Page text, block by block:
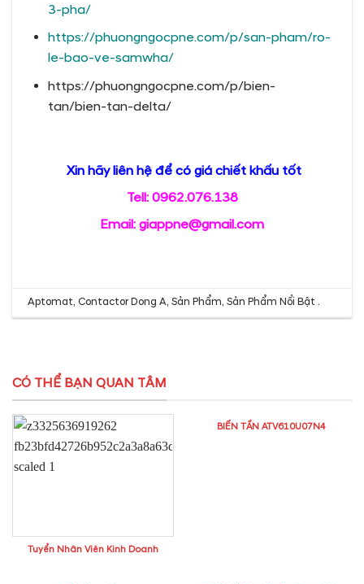
3-pha/
https://phuongngocpne.com/p/san-pham/ro-
le-bao-ve-samwha/
https://phuongngocpne.com/p/bien-
tan/bien-tan-delta/
Xin hãy liên hệ để có giá chiết khấu tốt
Tell: 0962.076.138
Email: giappne@gmail.com
Aptomat, Contactor Dong A,Sản Phẩm,Sản Phẩm Nổi Bật .
CÓ THỂ BẠN QUAN TÂM
Tuyển Nhân Viên Kinh Doanh
BIẾN TẦN ATV610U07N4